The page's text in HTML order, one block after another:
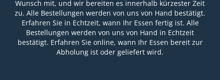
Wunsch mit, und wir bereiten es innerhalb kürzester Zeit
zu. Alle Bestellungen werden von uns von Hand bestätigt.
Erfahren Sie in Echtzeit, wann Ihr Essen fertig ist. Alle
Bestellungen werden von uns von Hand in Echtzeit
bestätigt. Erfahren Sie online, wann Ihr Essen bereit zur
Abholung ist oder geliefert wird.